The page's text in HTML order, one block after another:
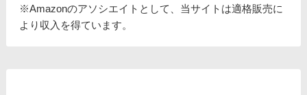
※Amazonのアソシエイトとして、当サイトは適格販売に
より収入を得ています。